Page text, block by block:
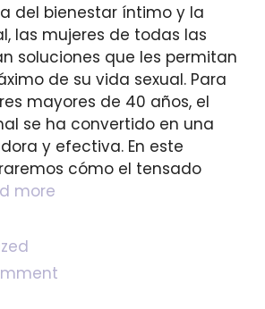
del bienestar íntimo y la
las mujeres de todas las
soluciones que les permitan
de su vida sexual. Para
mayores de 40 años, el
se ha convertido en una
y efectiva. En este
cómo el tensado
more